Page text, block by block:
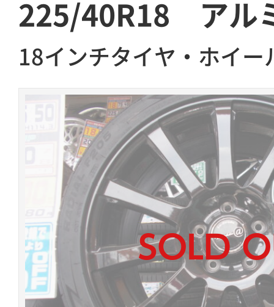
225/40R18 アル
18インチタイヤ・ホイー